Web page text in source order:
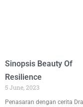
Sinopsis Beauty Of
Resilience
5 June, 2023
Penasaran dengan cerita